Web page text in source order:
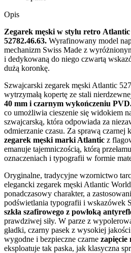
Opis
Zegarek męski w stylu retro
52782.46.63. Wyrafinowany model
mechanizm Swiss Made z
i dedykowaną do niego czwartą
dużą koronkę.
Szwajcarski zegarek męski Atlantic
wytrzymałą kopertę ze stali
40 mm i czarnym wykończeniu
co umożliwia cieszenie się widokiem
szwajcarską, która odpowiada za
odmierzanie czasu. Za sprawą czarnej
zegarek męski marki Atlantic z
emanuje tajemniczością, którą
oznaczeniach i typografii w formie
Oryginalne, tradycyjne wzornictwo
elegancki zegarek męski Atlantic
ponadczasowy charakter, a
podświetlania typografii i wskazówek
szkła szafirowego z powłoką
prawdziwej siły. W parze z
gładki, czarny pasek z wysokiej
wygodne i bezpieczne czarne zapięcie
eksploatuje tak paska, jak klasyczna